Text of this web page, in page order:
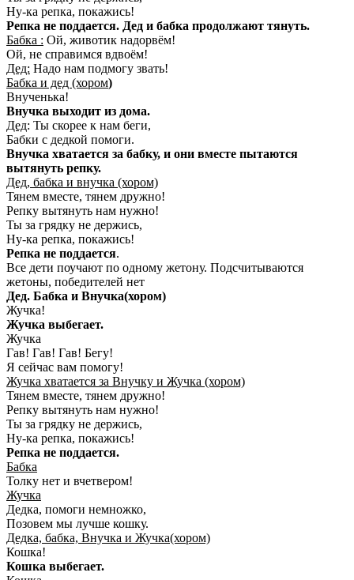
Ну-ка репка, покажись!
Репка не поддается. Дед и бабка продолжают тянуть.
Бабка : Ой, животик надорвём!
Ой, не справимся вдвоём!
Дед: Надо нам подмогу звать!
Бабка и дед (хором)
Внученька!
Внучка выходит из дома.
Дед: Ты скорее к нам беги,
Бабки с дедкой помоги.
Внучка хватается за бабку, и они вместе пытаются
вытянуть репку.
Дед, бабка и внучка (хором)
Тянем вместе, тянем дружно!
Репку вытянуть нам нужно!
Ты за грядку не держись,
Ну-ка репка, покажись!
Репка не поддается.
Все дети поучают по одному жетону. Подсчитываются
жетоны, победителей нет
Дед. Бабка и Внучка(хором)
Жучка!
Жучка выбегает.
Жучка
Гав! Гав! Гав! Бегу!
Я сейчас вам помогу!
Жучка хватается за Внучку и Жучка (хором)
Тянем вместе, тянем дружно!
Репку вытянуть нам нужно!
Ты за грядку не держись,
Ну-ка репка, покажись!
Репка не поддается.
Бабка
Толку нет и вчетвером!
Жучка
Дедка, помоги немножко,
Позовем мы лучше кошку.
Дедка, бабка, Внучка и Жучка(хором)
Кошка!
Кошка выбегает.